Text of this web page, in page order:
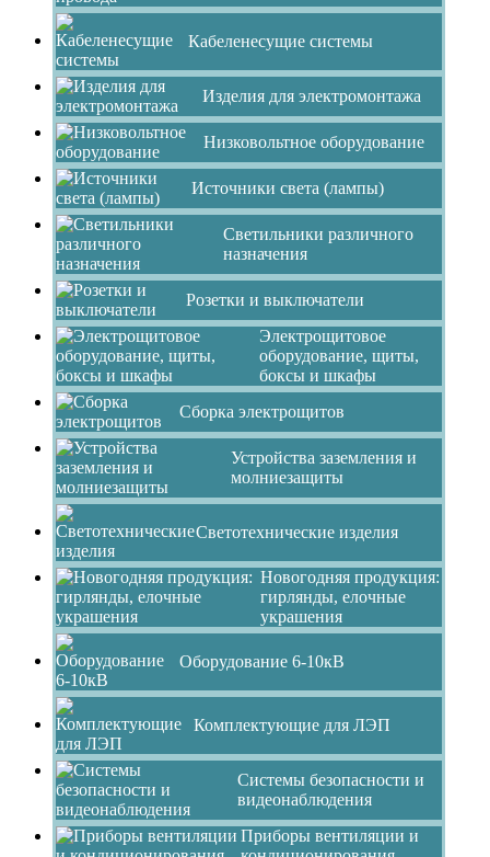
Кабеленесущие системы
Изделия для электромонтажа
Низковольтное оборудование
Источники света (лампы)
Светильники различного
назначения
Розетки и выключатели
Электрощитовое
оборудование, щиты,
боксы и шкафы
Сборка электрощитов
Устройства заземления и
молниезащиты
Светотехнические изделия
Новогодняя продукция:
гирлянды, елочные
украшения
Оборудование 6-10кВ
Комплектующие для ЛЭП
Системы безопасности и
видеонаблюдения
Приборы вентиляции и